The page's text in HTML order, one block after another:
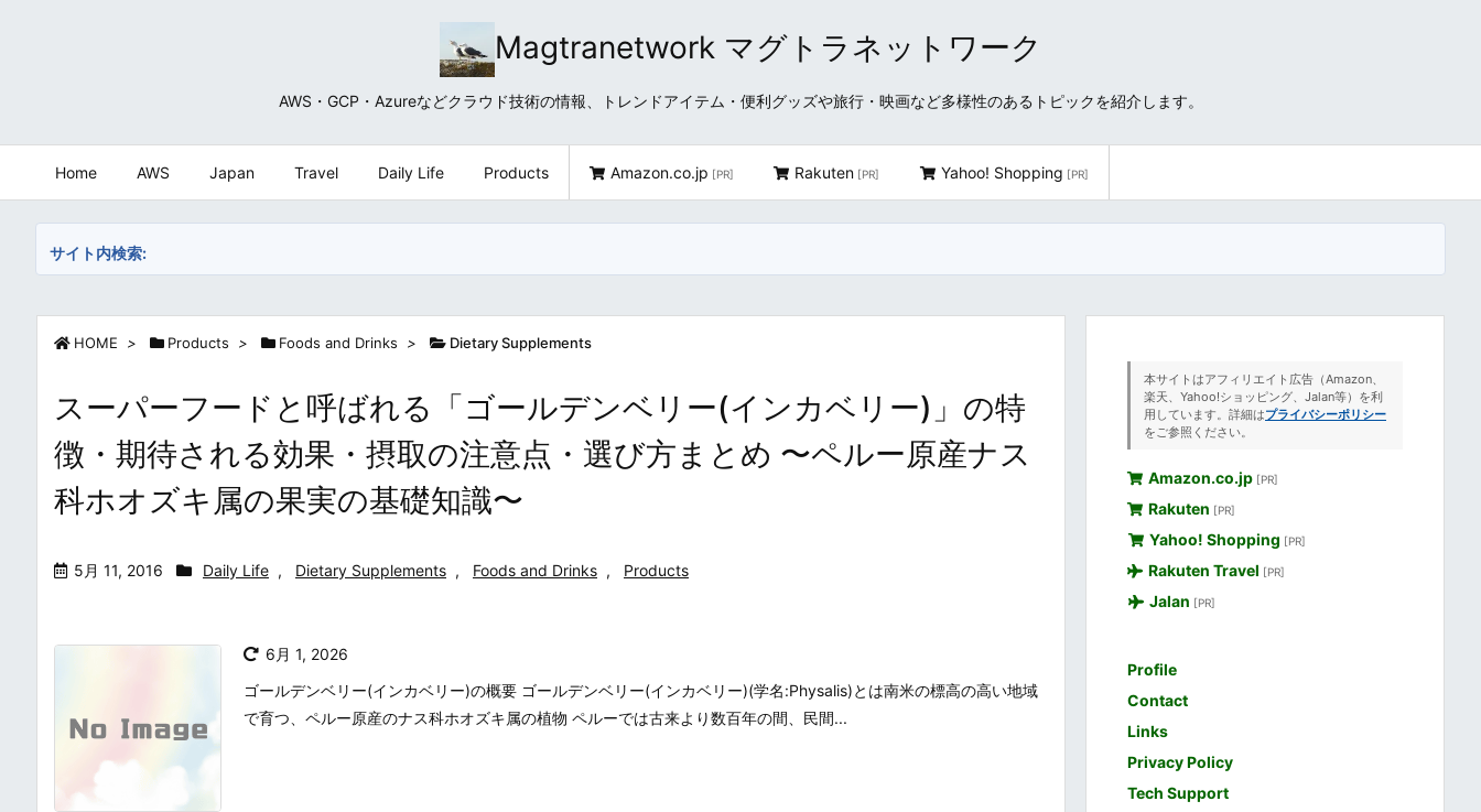
Magtranetwork マグトラネットワーク
AWS・GCP・Azureなどクラウド技術の情報、トレンドアイテム・便利グッズや旅行・映画など多様性のあるトピックを紹介します。
Home AWS Japan Travel Daily Life Products Amazon.co.jp [PR] Rakuten [PR] Yahoo! Shopping [PR]
サイト内検索:
HOME > Products > Foods and Drinks > Dietary Supplements
スーパーフードと呼ばれる「ゴールデンベリー(インカベリー)」の特
徴・期待される効果・摂取の注意点・選び方まとめ 〜ペルー原産ナス
科ホオズキ属の果実の基礎知識〜
5月 11, 2016 Daily Life , Dietary Supplements , Foods and Drinks , Products
6月 1, 2026
ゴールデンベリー(インカベリー)の概要 ゴールデンベリー(インカベリー)(学名:Physalis)とは南米の標高の高い地域
で育つ、ペルー原産のナス科ホオズキ属の植物 ペルーでは古来より数百年の間、民間...
本サイトはアフィリエイト広告（Amazon、
楽天、Yahoo!ショッピング、Jalan等）を利
用しています。詳細はプライバシーポリシー
をご参照ください。
Amazon.co.jp [PR]
Rakuten [PR]
Yahoo! Shopping [PR]
Rakuten Travel [PR]
Jalan [PR]
Profile
Contact
Links
Privacy Policy
Tech Support